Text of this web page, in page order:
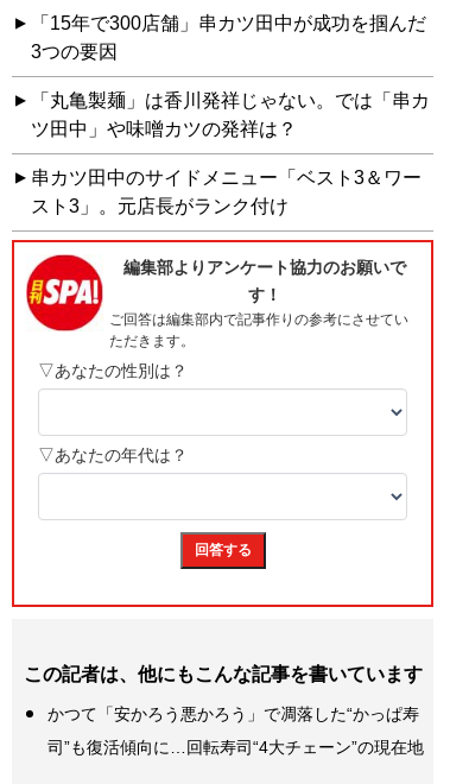
「15年で300店舗」串カツ田中が成功を掴んだ
3つの要因
「丸亀製麺」は香川発祥じゃない。では「串カ
ツ田中」や味噌カツの発祥は？
串カツ田中のサイドメニュー「ベスト3＆ワー
スト3」。元店長がランク付け
この記者は、他にもこんな記事を書いています
かつて「安かろう悪かろう」で凋落した“かっぱ寿
司”も復活傾向に…回転寿司“4大チェーン”の現在地